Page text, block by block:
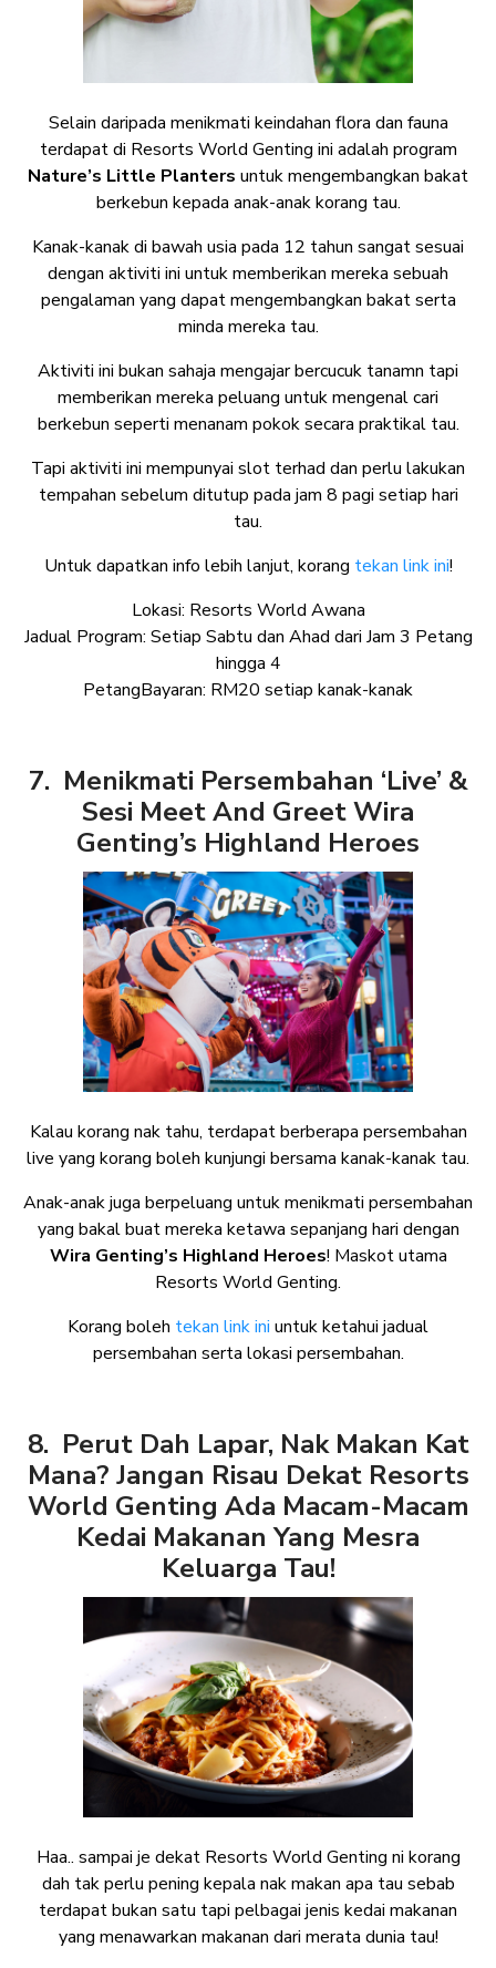
Selain daripada menikmati keindahan flora dan fauna
terdapat di Resorts World Genting ini adalah program
Nature’s Little Planters untuk mengembangkan bakat
berkebun kepada anak-anak korang tau.
Kanak-kanak di bawah usia pada 12 tahun sangat sesuai
dengan aktiviti ini untuk memberikan mereka sebuah
pengalaman yang dapat mengembangkan bakat serta
minda mereka tau.
Aktiviti ini bukan sahaja mengajar bercucuk tanamn tapi
memberikan mereka peluang untuk mengenal cari
berkebun seperti menanam pokok secara praktikal tau.
Tapi aktiviti ini mempunyai slot terhad dan perlu lakukan
tempahan sebelum ditutup pada jam 8 pagi setiap hari
tau.
Untuk dapatkan info lebih lanjut, korang tekan link ini!
Lokasi: Resorts World Awana
Jadual Program: Setiap Sabtu dan Ahad dari Jam 3 Petang
hingga 4
PetangBayaran: RM20 setiap kanak-kanak
7. Menikmati Persembahan ‘Live’ &
Sesi Meet And Greet Wira
Genting’s Highland Heroes
Kalau korang nak tahu, terdapat berberapa persembahan
live yang korang boleh kunjungi bersama kanak-kanak tau.
Anak-anak juga berpeluang untuk menikmati persembahan
yang bakal buat mereka ketawa sepanjang hari dengan
Wira Genting’s Highland Heroes! Maskot utama
Resorts World Genting.
Korang boleh tekan link ini untuk ketahui jadual
persembahan serta lokasi persembahan.
8. Perut Dah Lapar, Nak Makan Kat
Mana? Jangan Risau Dekat Resorts
World Genting Ada Macam-Macam
Kedai Makanan Yang Mesra
Keluarga Tau!
Haa.. sampai je dekat Resorts World Genting ni korang
dah tak perlu pening kepala nak makan apa tau sebab
terdapat bukan satu tapi pelbagai jenis kedai makanan
yang menawarkan makanan dari merata dunia tau!